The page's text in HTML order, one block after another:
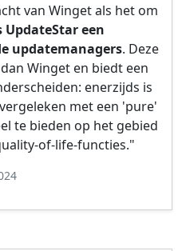
van Winget als het om
UpdateStar een
updatemanagers. Deze
Winget en biedt een
enerzijds is
met een 'pure'
te bieden op het gebied
of-life-functies."